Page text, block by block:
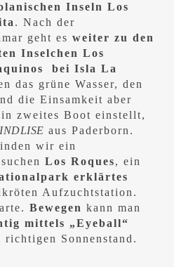
Inseln Los
. Nach der
geht es weiter zu den
Inselchen Los
bei Isla La
das grüne Wasser, den
die Einsamkeit aber
zweites Boot einstellt,
aus Paderborn.
wir ein
Los Roques, ein
erklärtes
Aufzuchtstation.
Bewegen kann man
mittels „Eyeball“
richtigen Sonnenstand.